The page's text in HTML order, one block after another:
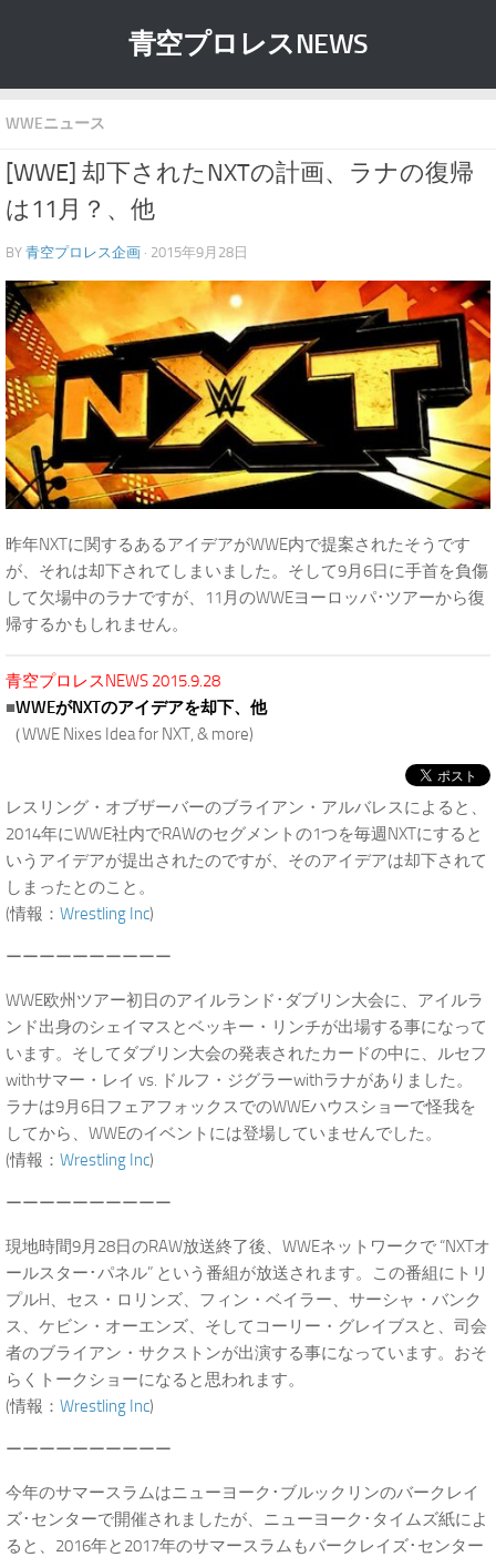
青空プロレスNEWS
WWEニュース
[WWE] 却下されたNXTの計画、ラナの復帰
は11月？、他
BY 青空プロレス企画 · 2015年9月28日
昨年NXTに関するあるアイデアがWWE内で提案されたそうです
が、それは却下されてしまいました。そして9月6日に手首を負傷
して欠場中のラナですが、11月のWWEヨーロッパ･ツアーから復
帰するかもしれません。
青空プロレスNEWS 2015.9.28
■WWEがNXTのアイデアを却下、他
（WWE Nixes Idea for NXT, & more)
レスリング・オブザーバーのブライアン・アルバレスによると、
2014年にWWE社内でRAWのセグメントの1つを毎週NXTにすると
いうアイデアが提出されたのですが、そのアイデアは却下されて
しまったとのこと。
(情報： Wrestling Inc)
ーーーーーーーーーー
WWE欧州ツアー初日のアイルランド･ダブリン大会に、アイルラ
ンド出身のシェイマスとベッキー・リンチが出場する事になって
います。そしてダブリン大会の発表されたカードの中に、ルセフ
withサマー・レイ vs. ドルフ・ジグラーwithラナがありました。
ラナは9月6日フェアフォックスでのWWEハウスショーで怪我を
してから、WWEのイベントには登場していませんでした。
(情報： Wrestling Inc)
ーーーーーーーーーー
現地時間9月28日のRAW放送終了後、WWEネットワークで “NXTオ
ールスター･パネル” という番組が放送されます。この番組にトリ
プルH、セス・ロリンズ、フィン・ベイラー、サーシャ・バンク
ス、ケビン・オーエンズ、そしてコーリー・グレイブスと、司会
者のブライアン・サクストンが出演する事になっています。おそ
らくトークショーになると思われます。
(情報： Wrestling Inc)
ーーーーーーーーーー
今年のサマースラムはニューヨーク･ブルックリンのバークレイ
ズ･センターで開催されましたが、ニューヨーク･タイムズ紙によ
ると、2016年と2017年のサマースラムもバークレイズ･センター